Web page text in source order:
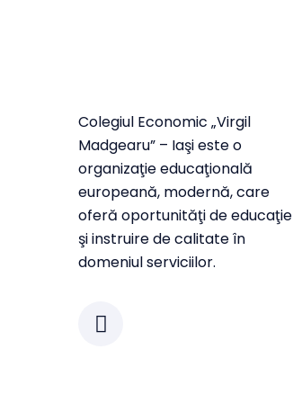
Colegiul Economic „Virgil
Madgearu” – Iaşi este o
organizaţie educaţională
europeană, modernă, care
oferă oportunităţi de educaţie
şi instruire de calitate în
domeniul serviciilor.